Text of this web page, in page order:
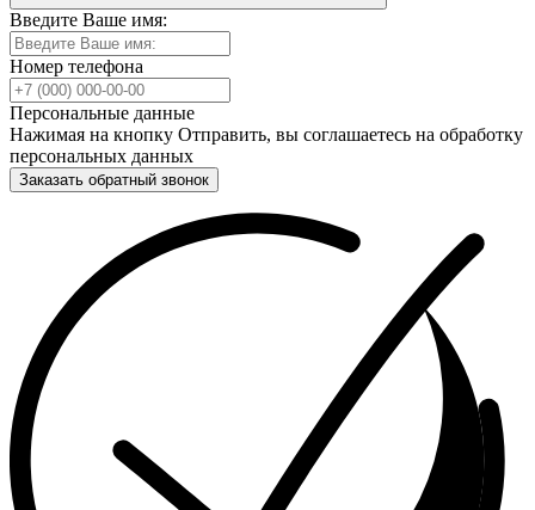
Введите Ваше имя:
Номер телефона
Персональные данные
Нажимая на кнопку Отправить, вы соглашаетесь на обработку
персональных данных
Заказать обратный звонок